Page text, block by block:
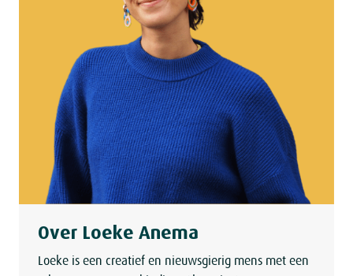
Over Loeke Anema
Loeke is een creatief en nieuwsgierig mens met een